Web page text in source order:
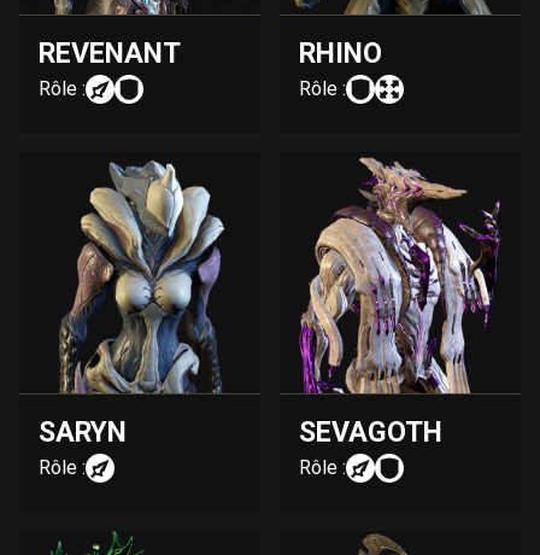
REVENANT
Rôle :
RHINO
Rôle :
SARYN
Rôle :
SEVAGOTH
Rôle :